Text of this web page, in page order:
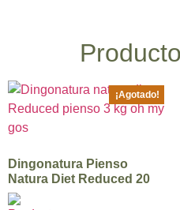
¡Agotado!
Dingonatura Pienso
Natura Diet Reduced 20